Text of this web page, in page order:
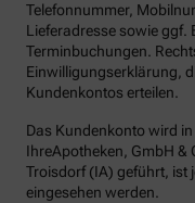
Telefonnummer,
Lieferadresse sowie ggf.
Terminbuchungen.
Einwilligungserklärung,
Kundenkontos erteilen.
Das Kundenkonto wird
IhreApotheken, GmbH &
Troisdorf (IA) geführt, ist
eingesehen werden.